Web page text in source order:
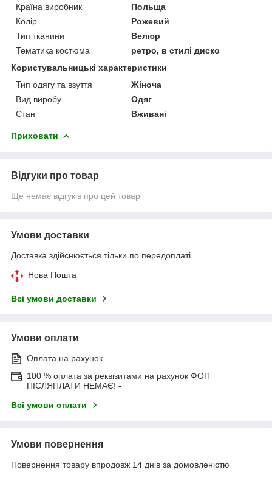
Країна виробник
Польща
Колір
Рожевий
Тип тканини
Велюр
Тематика костюма
ретро, в стилі диско
Користувальницькі характеристики
Тип одягу та взуття
Жіноча
Вид виробу
Одяг
Стан
Вживані
Приховати
Відгуки про товар
Ще немає відгуків про цей товар
Умови доставки
Доставка здійснюється тільки по передоплаті.
Нова Пошта
Всі умови доставки
Умови оплати
Оплата на рахунок
100 % оплата за реквізитами на рахунок ФОП
ПІСЛЯПЛАТИ НЕМАЄ! -
Всі умови оплати
Умови повернення
Повернення товару впродовж 14 днів за домовленістю